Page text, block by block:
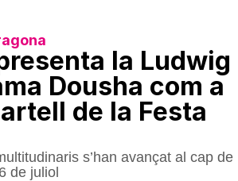
la Ludwig
Dousha com a
de la Festa
s’han avançat al cap de
de juliol